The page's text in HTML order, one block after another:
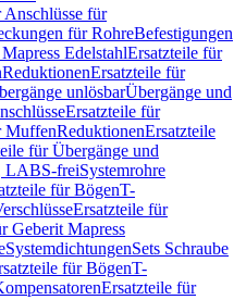
Anschlüsse für
für RohreBefestigungen
EdelstahlErsatzteile für
ReduktionenErsatzteile für
unlösbarÜbergänge und
Ersatzteile für
MuffenReduktionenErsatzteile
für Übergänge und
LABS-freiSystemrohre
für BögenT-
Ersatzteile für
Geberit Mapress
SystemdichtungenSets Schraube
für BögenT-
Ersatzteile für